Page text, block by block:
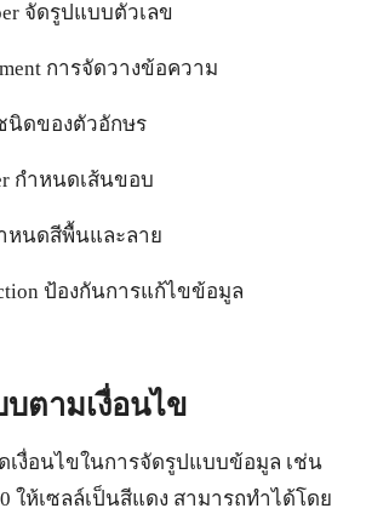
จัดรูปแบบตัวเลข
การจัดวางข้อความ
นิดของตัวอักษร
กำหนดเส้นขอบ
หนดสีพื้นและลาย
ป้องกันการแก้ไขข้อมูล
ตามเงื่อนไข
เงื่อนไขในการจัดรูปแบบข้อมูล เช่น
ให้เซลล์เป็นสีแดง สามารถทำได้โดย